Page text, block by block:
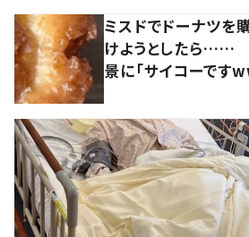
ミスドでドーナツを
けようとしたら……
景に「サイコーです